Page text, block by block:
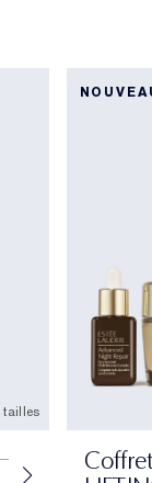
tailles
15 ml 50 ml